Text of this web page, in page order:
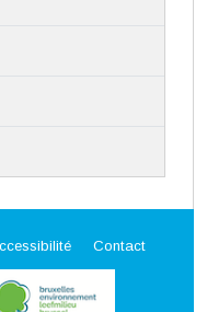
Contact